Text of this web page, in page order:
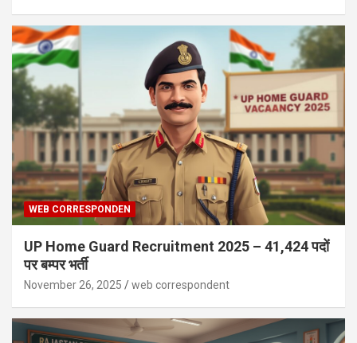
WEB CORRESPONDEN
UP Home Guard Recruitment 2025 – 41,424 पदों
पर बम्पर भर्ती
November 26, 2025 web correspondent